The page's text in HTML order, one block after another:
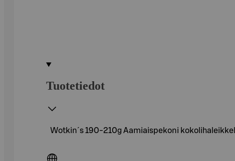
Tuotetiedot
Wotkin´s 190-210g Aamiaispekoni